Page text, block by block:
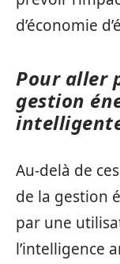
d’économie
Pour aller
gestion
Au-delà de
de la gestion
par une
l’intelligence